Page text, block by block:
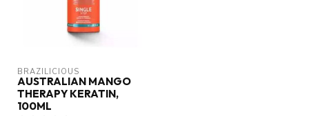
BRAZILICIOUS
AUSTRALIAN MANGO
THERAPY KERATIN,
100ML